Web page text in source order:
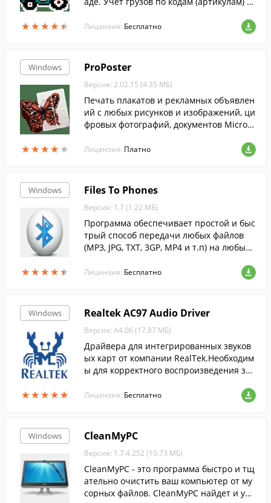
★★★★★
★★★★★ Лицензия: Бесплатно
Windows
★★★★ ★
★★★★ ★
ProPoster
Версия: 2.02.15 (4.35 МБ)
Печать плакатов и рекламных объявлен
ий с любых рисунков и изображений, ци
фровых фотографий, документов Micros
имальный размер плаката 10х10 м.
Лицензия: Платно
Windows
★★★★★
★★★★★
Files To Phones
Версия: 1.7 (1.22 МБ)
Программа обеспечивает простой и быс
трый способ передачи любых файлов
(MP3, JPG, TXT, 3GP, MP4 и т.п) на любые
ноутбуки, нетбуки, ПК, используя Bluetoo
th. Для работы программы подойдет лю
Лицензия: Бесплатно
Windows
★★★★★
★★★★★
Realtek AC97 Audio Driver
Версия: А4.06 (17.87 МБ)
Драйвера для интегрированных звуков
ых карт от компании RealTek.Необходим
ы для корректного воспроизведения зву
ковыми картами.
Лицензия: Бесплатно
Windows CleanMyPC
Версия: 1.7.4.252 (10.73 МБ)
CleanMyPC - это программа быстро и тщ
ательно очистить ваш компьютер от му
сорных файлов. CleanMyPC найдет и уда